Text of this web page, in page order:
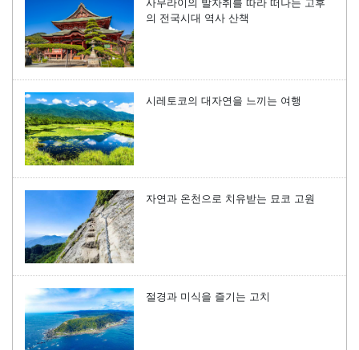
의 전국시대 역사 산책
시레토코의 대자연을 느끼는 여행
자연과 온천으로 치유받는 묘코 고원
절경과 미식을 즐기는 고치